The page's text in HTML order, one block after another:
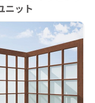
ニット